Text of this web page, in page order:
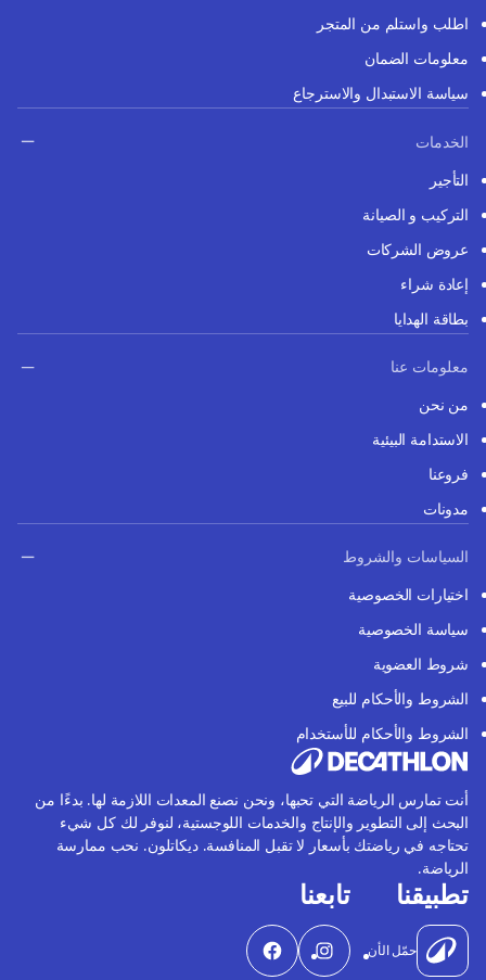
اطلب واستلم من المتجر
معلومات الضمان
سياسة الاستبدال والاسترجاع
الخدمات
التأجير
التركيب و الصيانة
عروض الشركات
إعادة شراء
بطاقة الهدايا
معلومات عنا
من نحن
الاستدامة البيئية
فروعنا
مدونات
السياسات والشروط
اختيارات الخصوصية
سياسة الخصوصية
شروط العضوية
الشروط والأحكام للبيع
الشروط والأحكام للأستخدام
أنت تمارس الرياضة التي تحبها، ونحن نصنع المعدات اللازمة لها. بدءًا من
البحث إلى التطوير والإنتاج والخدمات اللوجستية، لنوفر لك كل شيء
تحتاجه في رياضتك بأسعار لا تقبل المنافسة. ديكاتلون. نحب ممارسة
الرياضة.
تطبيقنا
حمّل الأن
تابعنا